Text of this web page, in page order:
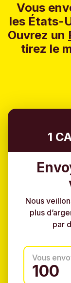
Vous
les États-
Ouvrez un
tirez le
1
Nous
plus
par
Vous